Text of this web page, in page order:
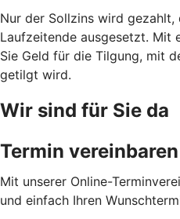
Nur der Sollzins wird
Lauf­zeit­ende ausgesetzt. Mit
Sie Geld für die Tilgung, mit
getilgt wird.
Wir sind für Sie da
Termin vereinbaren
Mit unserer Online-
und einfach Ihren